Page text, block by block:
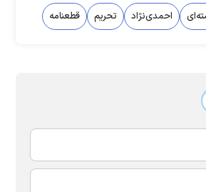
احمدی‌نژاد تحریم قطعنامه